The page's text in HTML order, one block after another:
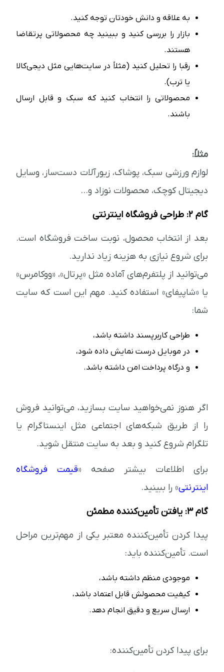
به علاقه و دانش خودتان توجه کنید.
بازار را بررسی کنید و ببینید چه محصولاتی پرتقاضا
هستند.
رقبا را تحلیل کنید (مثلاً در سایت‌هایی مثل دیجی‌کالا
یا ترب).
محصولاتی را انتخاب کنید که سبک و قابل ارسال
باشند.
مثلاً:
لوازم ورزشی سبک، پوشاک، زیورآلات دست‌ساز، وسایل
دیجیتال کوچک، محصولات نوزاد و...
گام ۲: طراحی فروشگاه اینترنتی
بعد از انتخاب محصول، نوبت ساخت فروشگاه است.
برای شروع نیازی به هزینه زیاد ندارید.
می‌توانید از پلتفرم‌های آماده مثل «پرتال»، «ووکامرس»
یا «شاپیفای» استفاده کنید. مهم این است که سایت
شما:
طراحی کاربرپسند داشته باشد،
در موبایل درست نمایش داده شود،
و درگاه پرداخت امن داشته باشد.
اگر هنوز نمی‌خواهید سایت بسازید، می‌توانید فروش
را از طریق شبکه‌های اجتماعی مثل اینستاگرام یا
تلگرام شروع کنید و بعد به سایت منتقل شوید.
برای اطلاعات بیشتر صفحه «قیمت فروشگاه
اینترنتی» را ببینید.
گام ۳: یافتن تأمین‌کننده مطمئن
پیدا کردن تأمین‌کننده معتبر یکی از مهم‌ترین مراحل
است. تأمین‌کننده باید:
موجودی منظم داشته باشد،
کیفیت محصولش قابل اعتماد باشد،
ارسال سریع و دقیق انجام دهد.
برای پیدا کردن تأمین‌کننده: